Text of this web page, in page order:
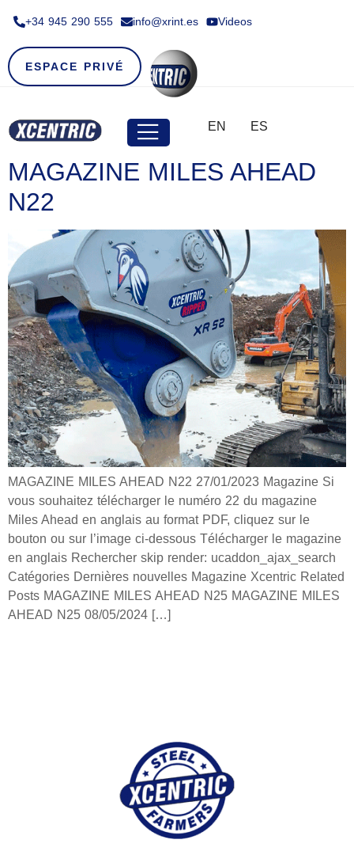
+34 945 290 555​ info@xrint.es Videos
ESPACE PRIVÉ
EN ES
MAGAZINE MILES AHEAD
N22
MAGAZINE MILES AHEAD N22 27/01/2023 Magazine Si
vous souhaitez télécharger le numéro 22 du magazine
Miles Ahead en anglais au format PDF, cliquez sur le
bouton ou sur l’image ci-dessous Télécharger le magazine
en anglais Rechercher skip render: ucaddon_ajax_search
Catégories Dernières nouvelles Magazine Xcentric Related
Posts MAGAZINE MILES AHEAD N25 MAGAZINE MILES
AHEAD N25 08/05/2024 […]